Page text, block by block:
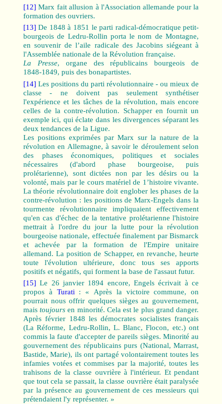
[12] Marx fait allusion à l'Association allemande pour la
formation des ouvriers.
[13] De 1848 à 1851 le parti radical-démocratique petit-
bourgeois de Ledru-Rollin porta le nom de Montagne,
en souvenir de l’aile radicale des Jacobins siégeant à
l'Assemblée nationale de la Révolution française.
La Presse, organe des républicains bourgeois de
1848‑1849, puis des bonapartistes.
[14] Les positions du parti révolutionnaire ‑ ou mieux de
classe ‑ ne doivent pas seulement synthétiser
l'expérience et les tâches de la révolution, mais encore
celles de la contre-révolution. Schapper en fournit un
exemple ici, qui éclate dans les divergences séparant les
deux tendances de la Ligue.
Les positions exprimées par Marx sur la nature de la
révolution en Allemagne, à savoir le déroulement selon
des phases économiques, politiques et sociales
nécessaires (d'abord phase bourgeoise, puis
prolétarienne), sont dictées non par les désirs ou la
volonté, mais par le cours matériel de 1’histoire vivante.
La théorie révolutionnaire doit englober les phases de la
contre-révolution : les positions de Marx-Engels dans la
tourmente révolutionnaire impliquaient effectivement
qu'en cas d'échec de la tentative prolétarienne l'histoire
mettrait à l'ordre du jour la lutte pour la révolution
bourgeoise nationale, effectuée finalement par Bismarck
et achevée par la formation de l'Empire unitaire
allemand. La position de Schapper, en revanche, heurte
toute l'évolution ultérieure, donc tous ses apports
positifs et négatifs, qui forment la base de l'assaut futur.
[15] Le 26 janvier 1894 encore, Engels écrivait à ce
propos à Turati : « Après la victoire commune, on
pourrait nous offrir quelques sièges au gouvernement,
maistoujours en minorité. Cela est le plus grand danger.
Après février 1848 les démocrates socialistes français
(La Réforme, Ledru-Rollin, L. Blanc, Flocon, etc.) ont
commis la faute d'accepter de pareils sièges. Minorité au
gouvernement des républicains purs (National, Marrast,
Bastide, Marie), ils ont partagé volontairement toutes les
infamies votées et commises par la majorité, toutes les
trahisons de la classe ouvrière à l'intérieur. Et pendant
que tout cela se passait, la classe ouvrière était paralysée
par la présence au gouvernement de ces messieurs qui
prétendaient l'y représenter. »